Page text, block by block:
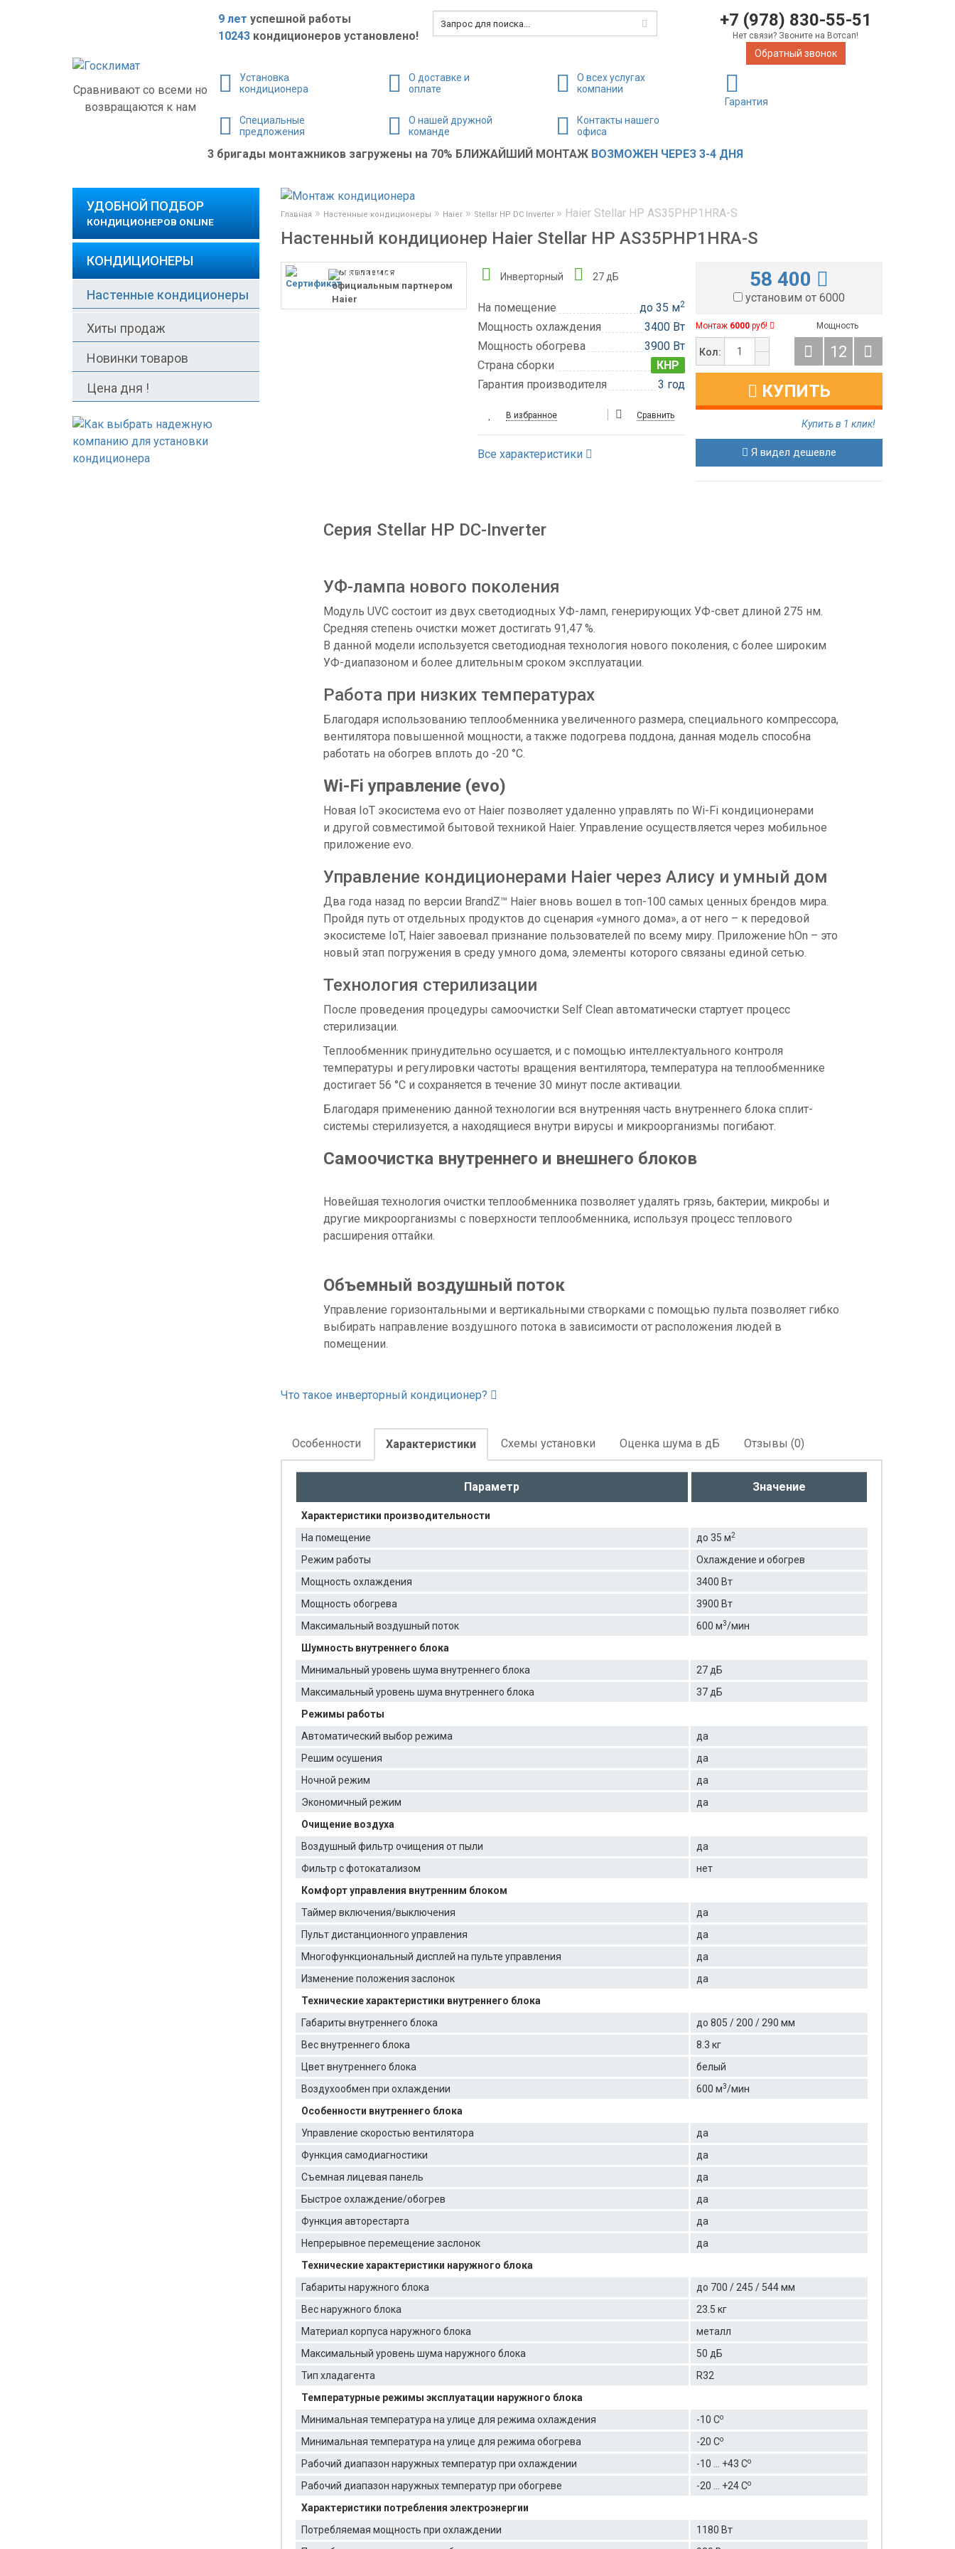
Сравнивают со всеми но
возвращаются к нам
9 лет успешной работы
10243 кондиционеров установлено!
+7 (978) 830-55-51
Нет связи? Звоните на Вотсап!
Обратный звонок
Установка
кондиционера
О доставке и
оплате
О всех услугах
компании
Гарантия
Специальные
предложения
О нашей дружной
команде
Контакты нашего
офиса
3 бригады монтажников загружены на 70% БЛИЖАЙШИЙ МОНТАЖ ВОЗМОЖЕН ЧЕРЕЗ 3-4 ДНЯ
УДОБНОЙ ПОДБОР
КОНДИЦИОНЕРОВ ONLINE
КОНДИЦИОНЕРЫ
Настенные кондиционеры
Хиты продаж
Новинки товаров
Цена дня !
Главная » Настенные кондиционеры » Haier» Stellar HP DC Inverter » Haier Stellar HP AS35PHP1HRA-S
Настенный кондиционер Haier Stellar HP AS35PHP1HRA-S
мы являемся
официальным партнером
Haier
Инверторный 27 дБ
На помещение до 35 м2
Мощность охлаждения
3400 Вт
Мощность обогрева
3900 Вт
Страна сборки
КНР
Гарантия производителя
3 год
В избранное Сравнить
Все характеристики
58 400
установим от 6000
Монтаж 6000 руб!
Кол:
Мощность
12
КУПИТЬ
Купить в 1 клик!
Я видел дешевле
Серия Stellar HP DC-Inverter
УФ-лампа нового поколения
Модуль UVC состоит из двух светодиодных УФ-ламп, генерирующих УФ-свет длиной 275 нм.
Средняя степень очистки может достигать 91,47 %.
В данной модели используется светодиодная технология нового поколения, с более широким
УФ-диапазоном и более длительным сроком эксплуатации.
Работа при низких температурах
Благодаря использованию теплообменника увеличенного размера, специального компрессора,
вентилятора повышенной мощности, а также подогрева поддона, данная модель способна
работать на обогрев вплоть до -20 °С.
Wi-Fi управление (evo)
Новая IoT экосистема evo от Haier позволяет удаленно управлять по Wi-Fi кондиционерами
и другой совместимой бытовой техникой Haier. Управление осуществляется через мобильное
приложение evo.
Управление кондиционерами Haier через Алису и умный дом
Два года назад по версии BrandZ™ Haier вновь вошел в топ-100 самых ценных брендов мира.
Пройдя путь от отдельных продуктов до сценария «умного дома», а от него – к передовой
экосистеме IoT, Haier завоевал признание пользователей по всему миру. Приложение hOn – это
новый этап погружения в среду умного дома, элементы которого связаны единой сетью.
Технология стерилизации
После проведения процедуры самоочистки Self Clean автоматически стартует процесс
стерилизации.
Теплообменник принудительно осушается, и с помощью интеллектуального контроля
температуры и регулировки частоты вращения вентилятора, температура на теплообменнике
достигает 56 °С и сохраняется в течение 30 минут после активации.
Благодаря применению данной технологии вся внутренняя часть внутреннего блока сплит-
системы стерилизуется, а находящиеся внутри вирусы и микроорганизмы погибают.
Самоочистка внутреннего и внешнего блоков
Новейшая технология очистки теплообменника позволяет удалять грязь, бактерии, микробы и
другие микроорганизмы c поверхности теплообменника, используя процесс теплового
расширения оттайки.
Объемный воздушный поток
Управление горизонтальными и вертикальными створками с помощью пульта позволяет гибко
выбирать направление воздушного потока в зависимости от расположения людей в
помещении.
Что такое инверторный кондиционер?
Особенности Характеристики Схемы установки Оценка шума в дБ Отзывы (0)
Параметр Значение
Характеристики производительности
На помещение
до 35 м2
Режим работы
Охлаждение и обогрев
Мощность охлаждения
3400 Вт
Мощность обогрева
3900 Вт
Максимальный воздушный поток
600 м3/мин
Шумность внутреннего блока
Минимальный уровень шума внутреннего блока
27 дБ
Максимальный уровень шума внутреннего блока
37 дБ
Режимы работы
Автоматический выбор режима
да
Решим осушения
да
Ночной режим
да
Экономичный режим
да
Очищение воздуха
Воздушный фильтр очищения от пыли
да
Фильтр с фотокатализом
нет
Комфорт управления внутренним блоком
Таймер включения/выключения
да
Пульт дистанционного управления
да
Многофункциональный дисплей на пульте управления
да
Изменение положения заслонок
да
Технические характеристики внутреннего блока
Габариты внутреннего блока
до 805 / 200 / 290 мм
Вес внутреннего блока
8.3 кг
Цвет внутреннего блока
белый
Воздухообмен при охлаждении
600 м3/мин
Особенности внутреннего блока
Управление скоростью вентилятора
да
Функция самодиагностики
да
Съемная лицевая панель
да
Быстрое охлаждение/обогрев
да
Функция авторестарта
да
Непрерывное перемещение заслонок
да
Технические характеристики наружного блока
Габариты наружного блока
до 700 / 245 / 544 мм
Вес наружного блока
23.5 кг
Материал корпуса наружного блока
металл
Максимальный уровень шума наружного блока
50 дБ
Тип хладагента
R32
Температурные режимы эксплуатации наружного блока
Минимальная температура на улице для режима охлаждения
-10 Cо
Минимальная температура на улице для режима обогрева -20 Cо
Рабочий диапазон наружных температур при охлаждении -10 ... +43 Cо
Рабочий диапазон наружных температур при обогреве -20 ... +24 Cо
Характеристики потребления электроэнергии
Потребляемая мощность при охлаждении
1180 Вт